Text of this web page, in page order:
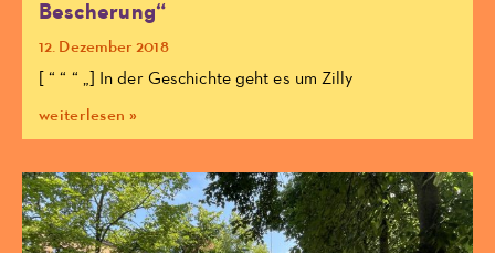
Bescherung“
12. Dezember 2018
[ “ “ “ „] In der Geschichte geht es um Zilly
weiterlesen »